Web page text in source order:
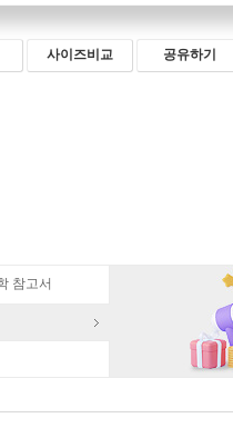
사이즈비교 공유하기
참고서